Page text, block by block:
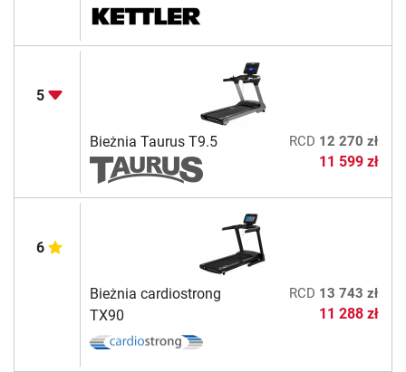
5
Bieżnia Taurus T9.5 RCD 12 270 zł
11 599 zł
6
Bieżnia cardiostrong
TX90
RCD 13 743 zł
11 288 zł